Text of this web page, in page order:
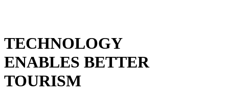
TECHNOLOGY
ENABLES BETTER
TOURISM